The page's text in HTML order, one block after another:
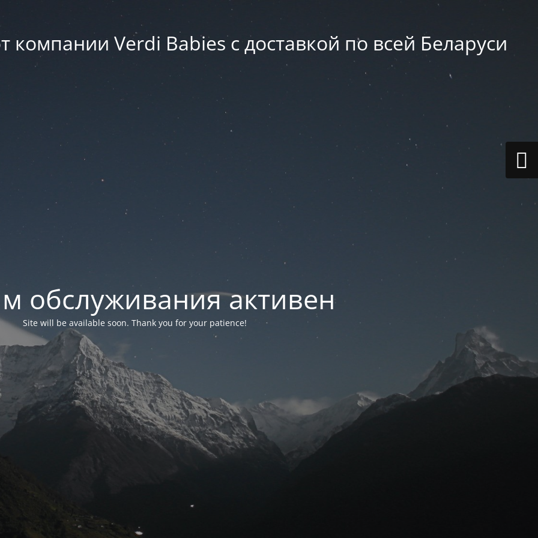
компании Verdi Babies с доставкой по всей Беларуси
обслуживания активен
Site will be available soon. Thank you for your patience!